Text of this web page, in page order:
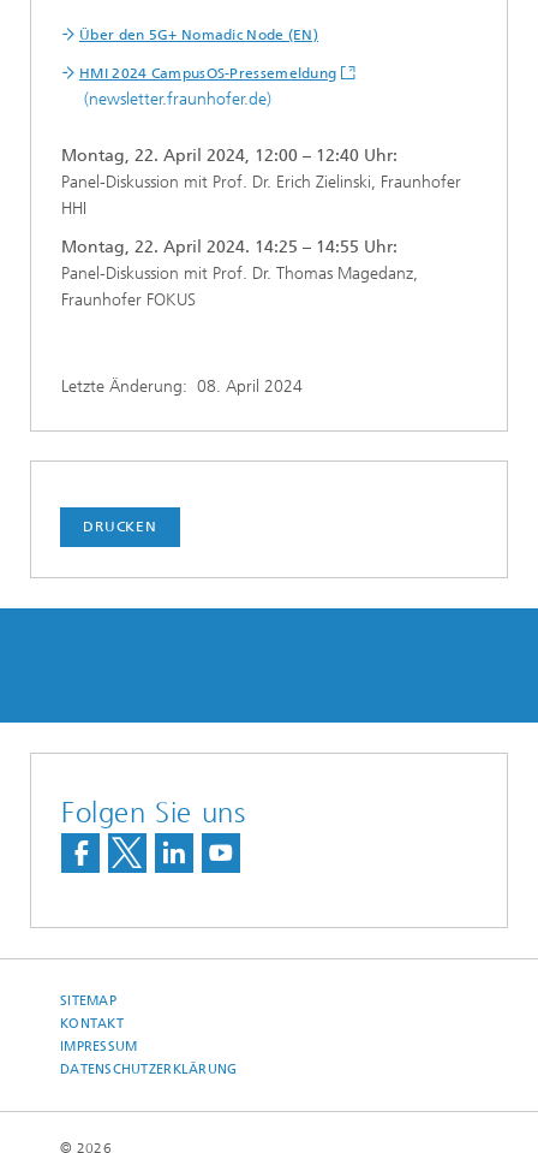
Über den 5G+ Nomadic Node (EN)
HMI 2024 CampusOS-Pressemeldung
(newsletter.fraunhofer.de)
Montag, 22. April 2024, 12:00 – 12:40 Uhr:
Panel-Diskussion mit Prof. Dr. Erich Zielinski, Fraunhofer
HHI
Montag, 22. April 2024. 14:25 – 14:55 Uhr:
Panel-Diskussion mit Prof. Dr. Thomas Magedanz,
Fraunhofer FOKUS
Letzte Änderung: 08. April 2024
DRUCKEN
Folgen Sie uns
SITEMAP
KONTAKT
IMPRESSUM
DATENSCHUTZERKLÄRUNG
© 2026